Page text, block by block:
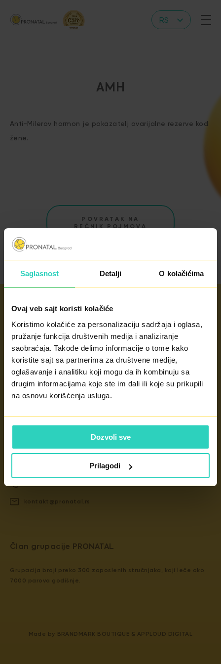
Saglasnost Detalji O kolačićima
Ovaj veb sajt koristi kolačiće
Koristimo kolačiće za personalizaciju sadržaja i oglasa,
pružanje funkcija društvenih medija i analiziranje
saobraćaja. Takođe delimo informacije o tome kako
koristite sajt sa partnerima za društvene medije,
oglašavanje i analitiku koji mogu da ih kombinuju sa
drugim informacijama koje ste im dali ili koje su prikupili
na osnovu korišćenja usluga.
Dozvoli sve
Prilagodi
RS
AMH
Anti-Milerov hormon je pokazatelj ovarijalne rezerve kod
žene.
POVRATAK NA
REČNIK POJMOVA
​​Član grupacije PRONATAL
Grupacija broji preko 300 zaposlenih stručnjaka, koji leče oko
7000 parova godišnje.
Dunavska 2D, 11000 Beograd
kontakt@pronatal.rs
radnim danima od 8 - 20h
subotom od 8 - 14h
KONTAKT
Made by BRANDMARK BOUTIQUE & APPLOUD DIGITAL